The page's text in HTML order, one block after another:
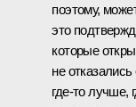
поэтому,
это
которые
не
где‑то лучше,